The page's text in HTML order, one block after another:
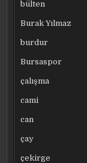
bülten
Burak Yılmaz
burdur
Bursaspor
çalışma
cami
can
çay
çekirge